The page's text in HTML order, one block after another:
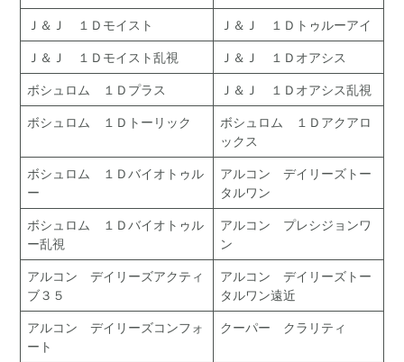
Ｊ＆Ｊ １Ｄモイスト Ｊ＆Ｊ １Ｄトゥルーアイ
Ｊ＆Ｊ １Ｄモイスト乱視 Ｊ＆Ｊ １Ｄオアシス
ボシュロム １Ｄプラス Ｊ＆Ｊ １Ｄオアシス乱視
ボシュロム １Ｄトーリック
ボシュロム １Ｄアクアロ
ックス
ボシュロム １Ｄバイオトゥル
ー
アルコン デイリーズトー
タルワン
ボシュロム １Ｄバイオトゥル
ー乱視
アルコン プレシジョンワ
ン
アルコン デイリーズアクティ
ブ３５
アルコン デイリーズトー
タルワン遠近
アルコン デイリーズコンフォ
ート
クーパー クラリティ